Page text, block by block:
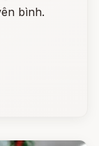
bình.